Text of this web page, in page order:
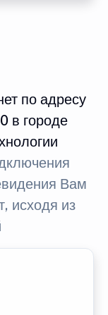
по адресу
в городе
Вам
исходя из